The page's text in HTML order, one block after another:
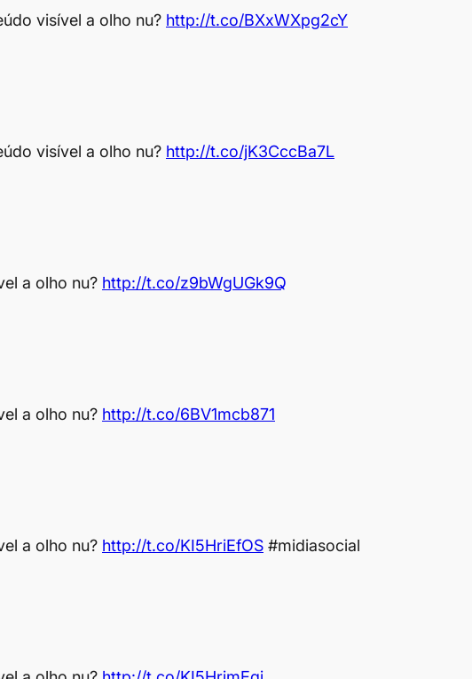
visível a olho nu? http://t.co/BXxWXpg2cY
visível a olho nu? http://t.co/jK3CccBa7L
a olho nu? http://t.co/z9bWgUGk9Q
a olho nu? http://t.co/6BV1mcb871
a olho nu? http://t.co/KI5HriEfOS #midiasocial